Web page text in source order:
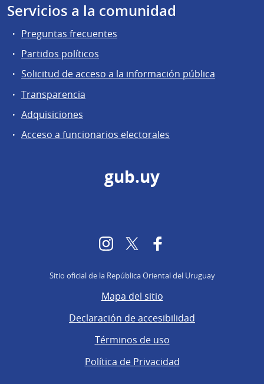
Servicios a la comunidad
Preguntas frecuentes
Partidos políticos
Solicitud de acceso a la información pública
Transparencia
Adquisiciones
Acceso a funcionarios electorales
gub.uy
Instagram
Twitter
Sitio oficial de la República Oriental del Uruguay
Mapa del sitio
Declaración de accesibilidad
Términos de uso
Política de Privacidad